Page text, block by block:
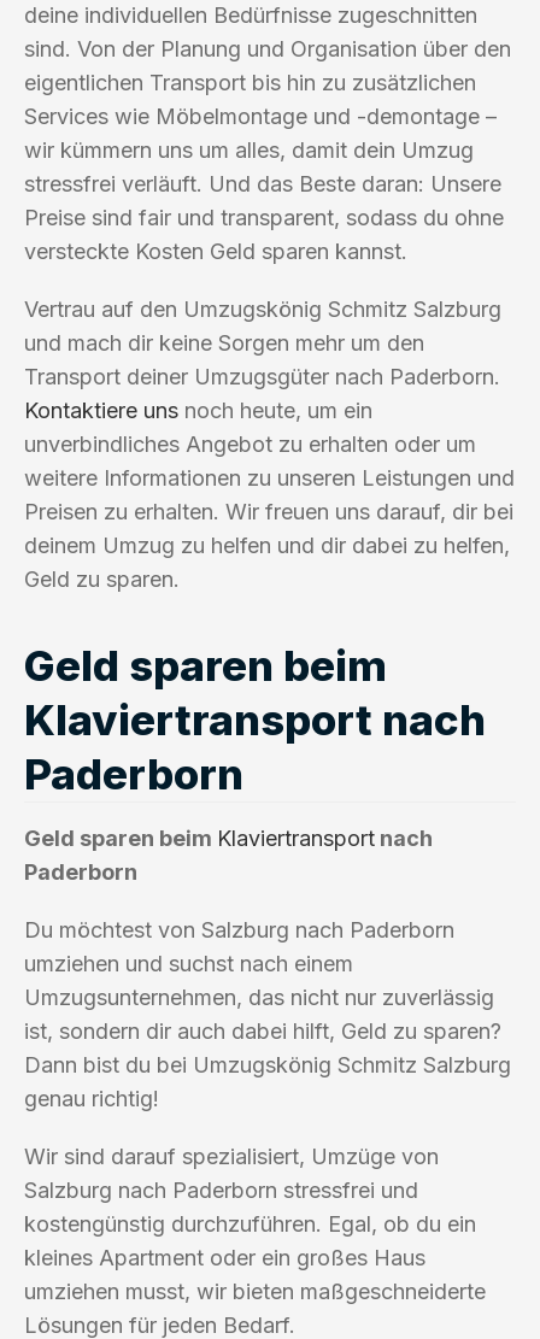
deine individuellen Bedürfnisse zugeschnitten
sind. Von der Planung und Organisation über den
eigentlichen Transport bis hin zu zusätzlichen
Services wie Möbelmontage und -demontage –
wir kümmern uns um alles, damit dein Umzug
stressfrei verläuft. Und das Beste daran: Unsere
Preise sind fair und transparent, sodass du ohne
versteckte Kosten Geld sparen kannst.
Vertrau auf den Umzugskönig Schmitz Salzburg
und mach dir keine Sorgen mehr um den
Transport deiner Umzugsgüter nach Paderborn.
Kontaktiere uns noch heute, um ein
unverbindliches Angebot zu erhalten oder um
weitere Informationen zu unseren Leistungen und
Preisen zu erhalten. Wir freuen uns darauf, dir bei
deinem Umzug zu helfen und dir dabei zu helfen,
Geld zu sparen.
Geld sparen beim
Klaviertransport nach
Paderborn
Geld sparen beim Klaviertransport nach
Paderborn
Du möchtest von Salzburg nach Paderborn
umziehen und suchst nach einem
Umzugsunternehmen, das nicht nur zuverlässig
ist, sondern dir auch dabei hilft, Geld zu sparen?
Dann bist du bei Umzugskönig Schmitz Salzburg
genau richtig!
Wir sind darauf spezialisiert, Umzüge von
Salzburg nach Paderborn stressfrei und
kostengünstig durchzuführen. Egal, ob du ein
kleines Apartment oder ein großes Haus
umziehen musst, wir bieten maßgeschneiderte
Lösungen für jeden Bedarf.